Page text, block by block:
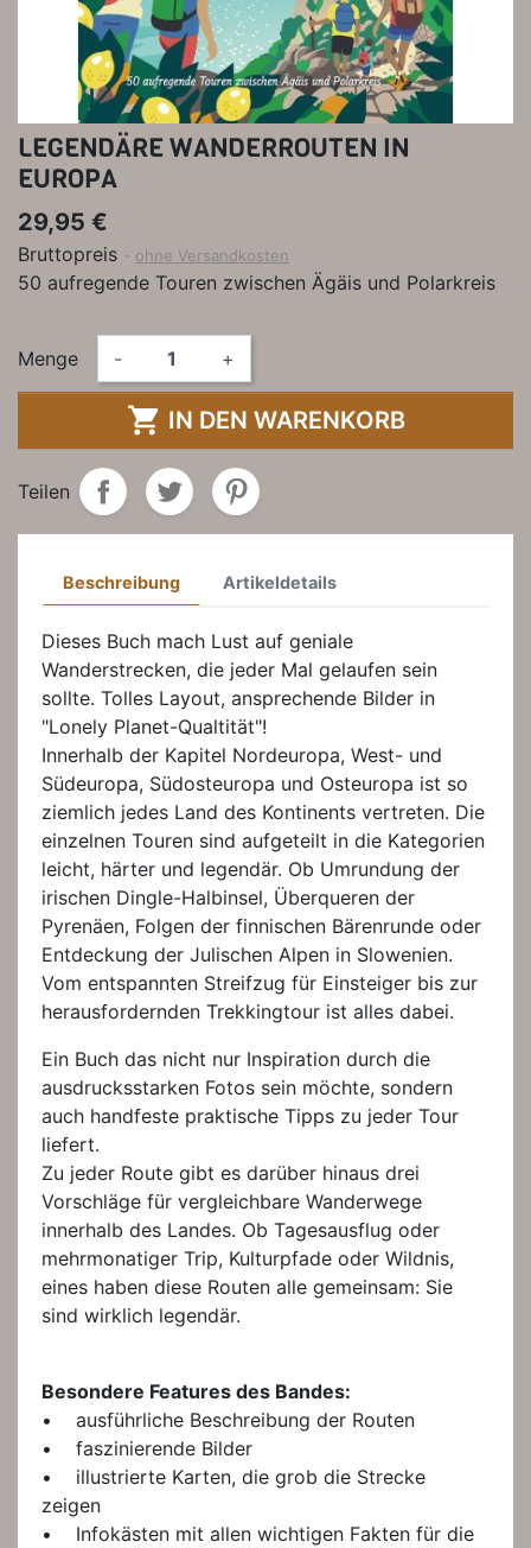
LEGENDÄRE WANDERROUTEN IN
EUROPA
29,95 €
Bruttopreis ohne Versandkosten
50 aufregende Touren zwischen Ägäis und Polarkreis
Menge - +
 IN DEN WARENKORB
Teilen
Beschreibung Artikeldetails
Dieses Buch mach Lust auf geniale
Wanderstrecken, die jeder Mal gelaufen sein
sollte. Tolles Layout, ansprechende Bilder in
"Lonely Planet-Qualtität"!
Innerhalb der Kapitel Nordeuropa, West- und
Südeuropa, Südosteuropa und Osteuropa ist so
ziemlich jedes Land des Kontinents vertreten. Die
einzelnen Touren sind aufgeteilt in die Kategorien
leicht, härter und legendär. Ob Umrundung der
irischen Dingle-Halbinsel, Überqueren der
Pyrenäen, Folgen der finnischen Bärenrunde oder
Entdeckung der Julischen Alpen in Slowenien.
Vom entspannten Streifzug für Einsteiger bis zur
herausfordernden Trekkingtour ist alles dabei.
Ein Buch das nicht nur Inspiration durch die
ausdrucksstarken Fotos sein möchte, sondern
auch handfeste praktische Tipps zu jeder Tour
liefert.
Zu jeder Route gibt es darüber hinaus drei
Vorschläge für vergleichbare Wanderwege
innerhalb des Landes. Ob Tagesausflug oder
mehrmonatiger Trip, Kulturpfade oder Wildnis,
eines haben diese Routen alle gemeinsam: Sie
sind wirklich legendär.
Besondere Features des Bandes:
• ausführliche Beschreibung der Routen
• faszinierende Bilder
• illustrierte Karten, die grob die Strecke
zeigen
• Infokästen mit allen wichtigen Fakten für die